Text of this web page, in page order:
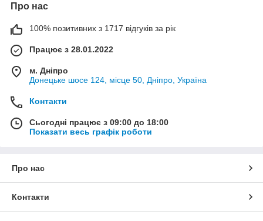
Про нас
100% позитивних з 1717 відгуків за рік
Працює з 28.01.2022
м. Дніпро
Донецьке шосе 124, місце 50, Дніпро, Україна
Контакти
Сьогодні працює з 09:00 до 18:00
Показати весь графік роботи
Про нас
Контакти